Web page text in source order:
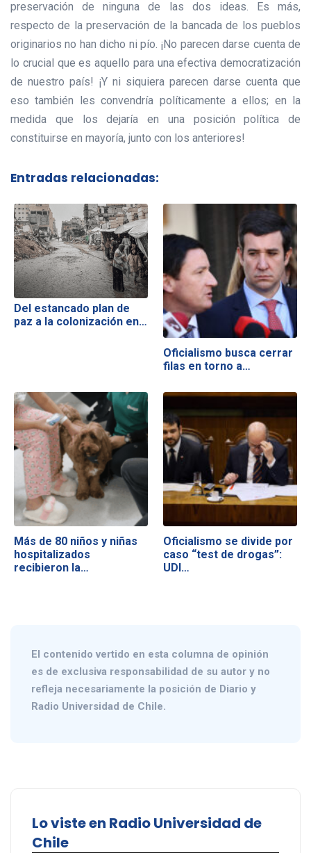
preservación de ninguna de las dos ideas. Es más,
respecto de la preservación de la bancada de los pueblos
originarios no han dicho ni pío. ¡No parecen darse cuenta de
lo crucial que es aquello para una efectiva democratización
de nuestro país! ¡Y ni siquiera parecen darse cuenta que
eso también les convendría políticamente a ellos; en la
medida que los dejaría en una posición política de
constituirse en mayoría, junto con los anteriores!
Entradas relacionadas:
Del estancado plan de
paz a la colonización en…
Oficialismo busca cerrar
filas en torno a…
Más de 80 niños y niñas
hospitalizados
recibieron la…
Oficialismo se divide por
caso “test de drogas”:
UDI…
El contenido vertido en esta columna de opinión
es de exclusiva responsabilidad de su autor y no
refleja necesariamente la posición de Diario y
Radio Universidad de Chile.
Lo viste en Radio Universidad de
Chile